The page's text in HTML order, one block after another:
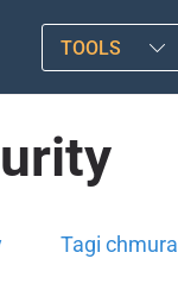
TOOLS
Tagi chmura